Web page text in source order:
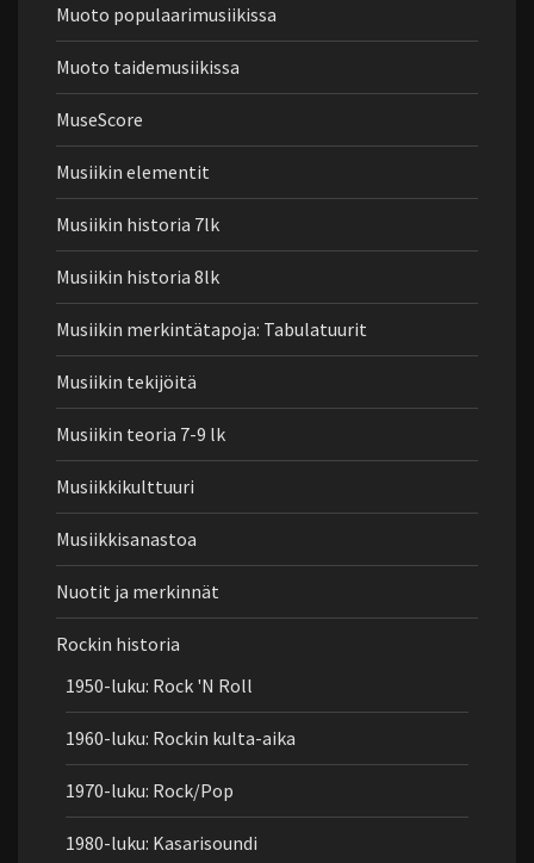
Muoto populaarimusiikissa
Muoto taidemusiikissa
MuseScore
Musiikin elementit
Musiikin historia 7lk
Musiikin historia 8lk
Musiikin merkintätapoja: Tabulatuurit
Musiikin tekijöitä
Musiikin teoria 7-9 lk
Musiikkikulttuuri
Musiikkisanastoa
Nuotit ja merkinnät
Rockin historia
1950-luku: Rock 'N Roll
1960-luku: Rockin kulta-aika
1970-luku: Rock/Pop
1980-luku: Kasarisoundi